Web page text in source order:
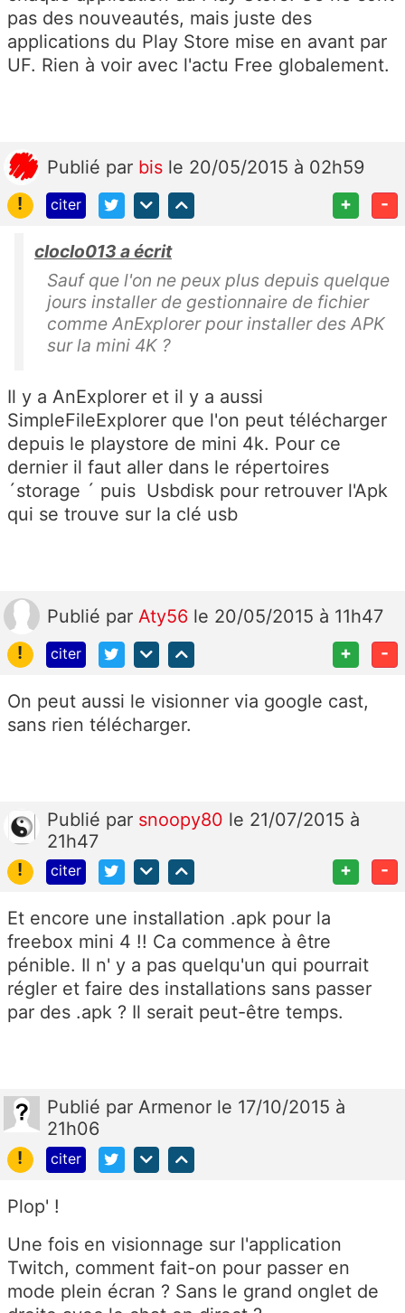
pas des nouveautés, mais juste des
applications du Play Store mise en avant par
UF. Rien à voir avec l'actu Free globalement.
Publié par bis le 20/05/2015 à 02h59
!
citer + -
cloclo013 a écrit
Sauf que l'on ne peux plus depuis quelque
jours installer de gestionnaire de fichier
comme AnExplorer pour installer des APK
sur la mini 4K ?
Il y a AnExplorer et il y a aussi
SimpleFileExplorer que l'on peut télécharger
depuis le playstore de mini 4k. Pour ce
dernier il faut aller dans le répertoires
´storage ´ puis Usbdisk pour retrouver l'Apk
qui se trouve sur la clé usb
Publié par Aty56 le 20/05/2015 à 11h47
!
citer + -
On peut aussi le visionner via google cast,
sans rien télécharger.
Publié par snoopy80 le 21/07/2015 à
21h47
!
citer + -
Et encore une installation .apk pour la
freebox mini 4 !! Ca commence à être
pénible. Il n' y a pas quelqu'un qui pourrait
régler et faire des installations sans passer
par des .apk ? Il serait peut-être temps.
Publié par Armenor le 17/10/2015 à
21h06
!
citer
Plop' !
Une fois en visionnage sur l'application
Twitch, comment fait-on pour passer en
mode plein écran ? Sans le grand onglet de